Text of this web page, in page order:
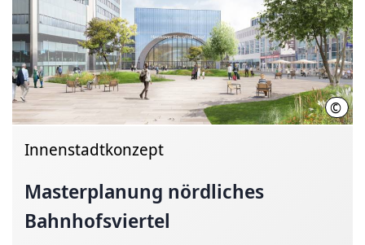
©
Innenstadtkonzept
Masterplanung nördliches
Bahnhofsviertel